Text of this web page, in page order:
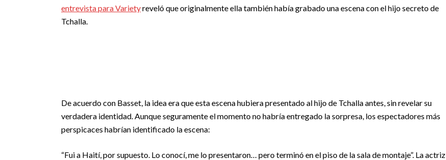
entrevista para Varietyreveló que originalmente ella también había grabado una escena con el hijo secreto de
Tchalla.
De acuerdo con Basset, la idea era que esta escena hubiera presentado al hijo de Tchalla antes, sin revelar su
verdadera identidad. Aunque seguramente el momento no habría entregado la sorpresa, los espectadores más
perspicaces habrían identificado la escena:
“Fui a Haití, por supuesto. Lo conocí, me lo presentaron… pero terminó en el piso de la sala de montaje”. La actriz